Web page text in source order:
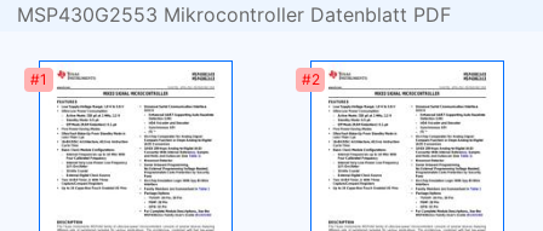
MSP430G2553 Mikrocontroller Datenblatt PDF
#1 #2